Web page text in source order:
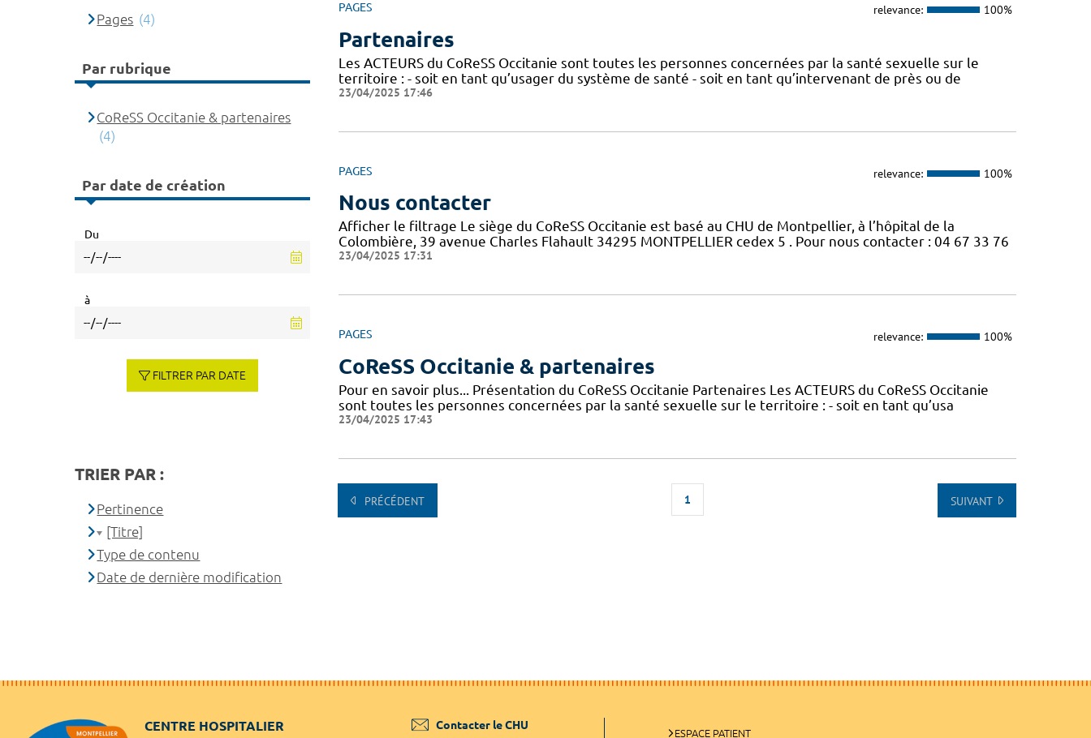
PAGES relevance: 100%
Partenaires
Les ACTEURS du CoReSS Occitanie sont toutes les personnes concernées par la santé sexuelle sur le
territoire : - soit en tant qu’usager du système de santé - soit en tant qu’intervenant de près ou de
23/04/2025 17:46
PAGES relevance: 100%
Nous contacter
Afficher le filtrage Le siège du CoReSS Occitanie est basé au CHU de Montpellier, à l’hôpital de la
Colombière, 39 avenue Charles Flahault 34295 MONTPELLIER cedex 5 . Pour nous contacter : 04 67 33 76
23/04/2025 17:31
PAGES relevance: 100%
CoReSS Occitanie & partenaires
Pour en savoir plus... Présentation du CoReSS Occitanie Partenaires Les ACTEURS du CoReSS Occitanie
sont toutes les personnes concernées par la santé sexuelle sur le territoire : - soit en tant qu’usa
23/04/2025 17:43
PRÉCÉDENT 1 SUIVANT
Pages (4)
Par rubrique
CoReSS Occitanie & partenaires
(4)
Par date de création
Du
à
FILTRER PAR DATE
TRIER PAR :
Pertinence
[Titre]
Type de contenu
Date de dernière modification
CENTRE HOSPITALIER
Contacter le CHU
ESPACE PATIENT